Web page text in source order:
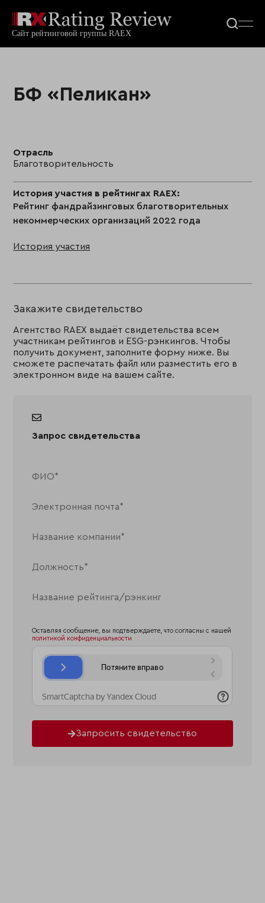
БФ «Пеликан»
Отрасль
Благотворительность
История участия в рейтингах RAEX:
Рейтинг фандрайзинговых благотворительных
некоммерческих организаций 2022 года
История участия
Закажите свидетельство
Агентство RAEX выдаёт свидетельства всем
участникам рейтингов и ESG-рэнкингов. Чтобы
получить документ, заполните форму ниже. Вы
сможете распечатать файл или разместить его в
электронном виде на вашем сайте.
Запрос свидетельства
Оставляя сообщение, вы подтверждаете, что согласны с нашей
политикой конфиденциальности
Запросить свидетельство